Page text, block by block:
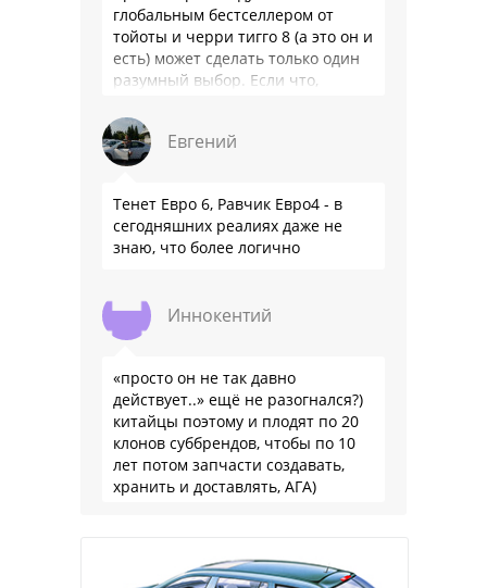
глобальным бестселлером от
тойоты и черри тигго 8 (а это он и
есть) может сделать только один
разумный выбор. Если что,
Евгений
Тенет Евро 6, Равчик Евро4 - в
сегодняшних реалиях даже не
знаю, что более логично
Иннокентий
«просто он не так давно
действует..» ещё не разогнался?)
китайцы поэтому и плодят по 20
клонов суббрендов, чтобы по 10
лет потом запчасти создавать,
хранить и доставлять, АГА)